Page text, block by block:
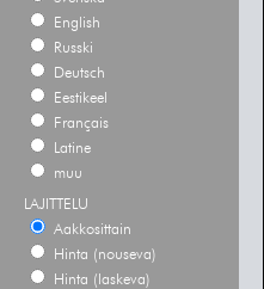
English
Russki
Deutsch
Eestikeel
Français
Latine
muu
LAJITTELU
Aakkosittain
Hinta (nouseva)
Hinta (laskeva)